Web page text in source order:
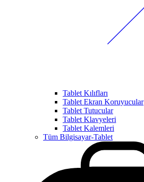
Tablet Kılıfları
Tablet Ekran Koruyucular
Tablet Tutucular
Tablet Klavyeleri
Tablet Kalemleri
Tüm Bilgisayar-Tablet